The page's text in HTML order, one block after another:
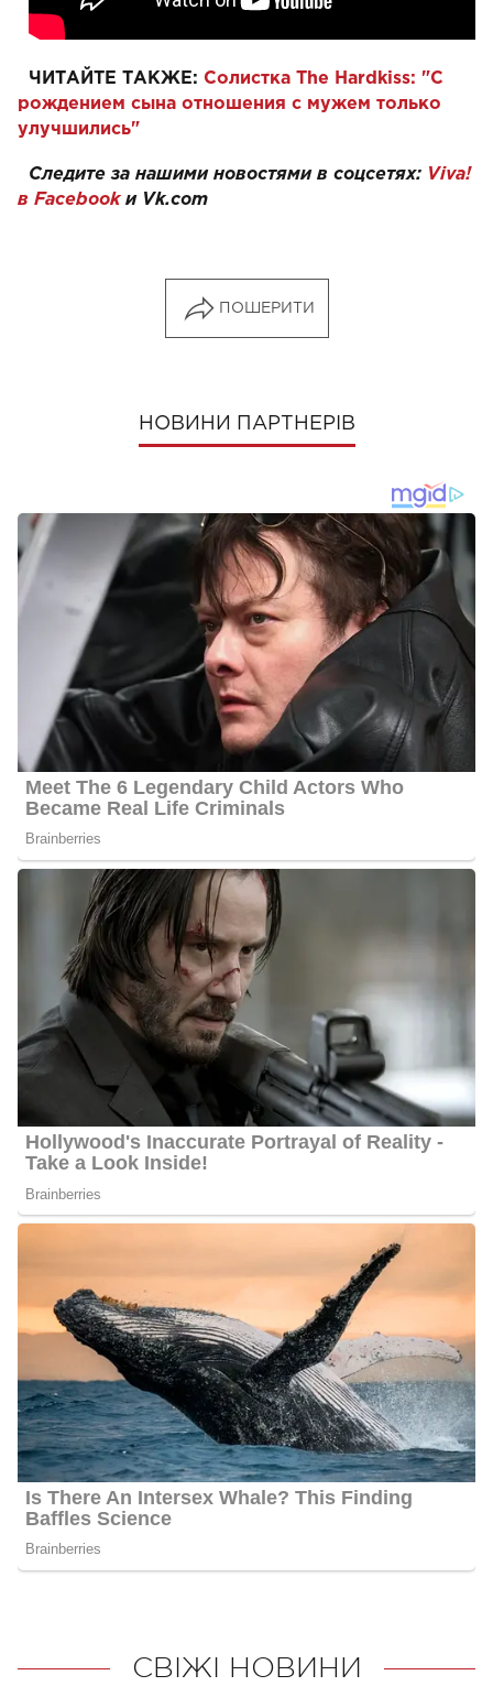
ЧИТАЙТЕ ТАКЖЕ: Солистка The Hardkiss: "С
рождением сына отношения с мужем только
улучшились"
Следите за нашими новостями в соцсетях: Viva!
в Facebookи Vk.com
ПОШЕРИТИ
НОВИНИ ПАРТНЕРІВ
СВІЖІ НОВИНИ